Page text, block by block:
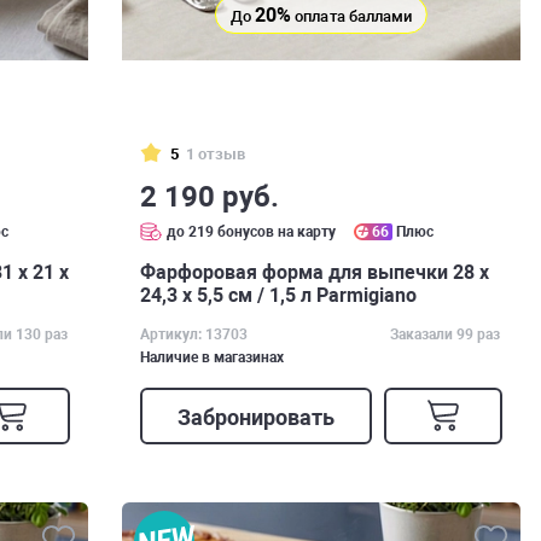
х 21 х
130 раз
До20% оплата баллами
5 1 отзыв
2 190 руб.
до 219 бонусов на карту 66 Плюс
Фарфоровая форма для выпечки 28 х
24,3 х 5,5 см / 1,5 л Parmigiano
Артикул: 13703
Заказали 99 раз
Наличие в магазинах
Забронировать